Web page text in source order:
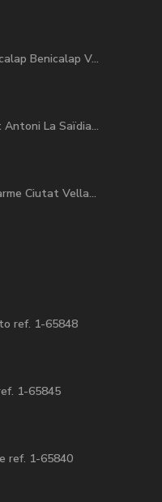
Benicalap V...
La Saïdia...
Ciutat Vella...
ref. 1-65848
1-65845
ref. 1-65840